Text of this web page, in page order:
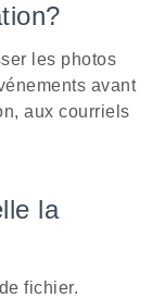
les photos
avant
aux courriels
la
fichier.